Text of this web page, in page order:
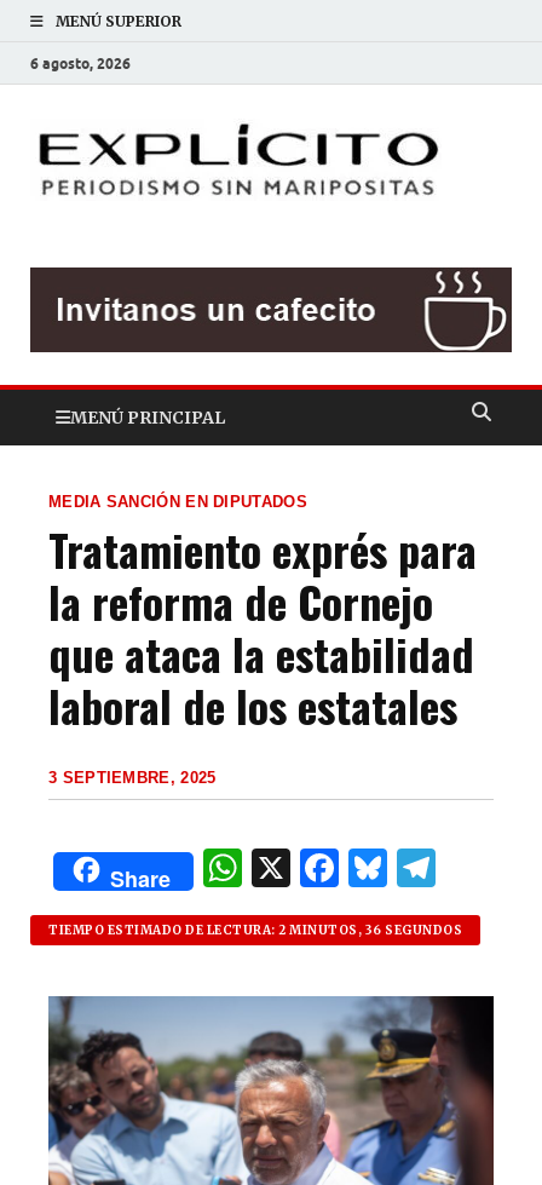
MENÚ SUPERIOR
6 agosto, 2026
MENÚ PRINCIPAL
MEDIA SANCIÓN EN DIPUTADOS
Tratamiento exprés para
la reforma de Cornejo
que ataca la estabilidad
laboral de los estatales
3 SEPTIEMBRE, 2025
Share
W
h
at
s
A
p
p
X F
a
c
e
b
o
o
k
B
lu
es
k
y
el
e
g
ra
m
TIEMPO ESTIMADO DE LECTURA: 2 MINUTOS, 36 SEGUNDOS